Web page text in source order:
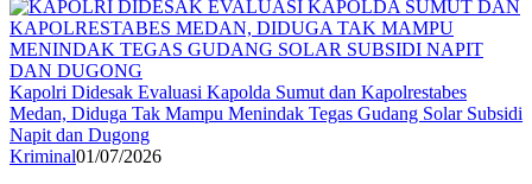
Kapolri Didesak Evaluasi Kapolda Sumut dan Kapolrestabes
Medan, Diduga Tak Mampu Menindak Tegas Gudang Solar Subsidi
Napit dan Dugong
Kriminal01/07/2026